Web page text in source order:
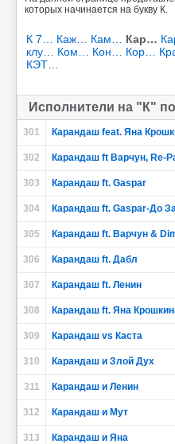
которых начинается на букву К.
К 7… Каж… Кам… Кар…
клу…
Ком… Кон… Кор…
КЭТ…
Исполнители на "К"
301 Карандаш feat. Яна
302 Карандаш ft Варчун, Re-
303 Карандаш ft. Gaspar
304 Карандаш ft. Gaspar-До
305 Карандаш ft. Варчун &
306 Карандаш ft. Дабл
307 Карандаш ft. Ленин
308 Карандаш ft. Яна
309 Карандаш vs Каста
310 Карандаш и Злой Дух
311 Карандаш и Ленин
312 Карандаш и Мут
313 Карандаш и Яна